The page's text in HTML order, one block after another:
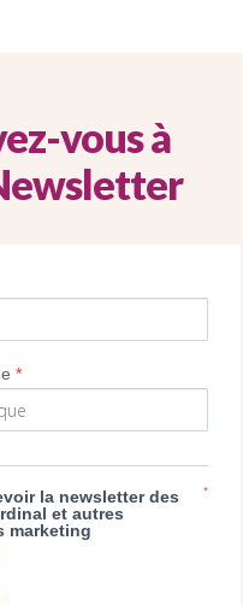
Imprimer
vous à
*
la newsletter des
et autres
marketing
*